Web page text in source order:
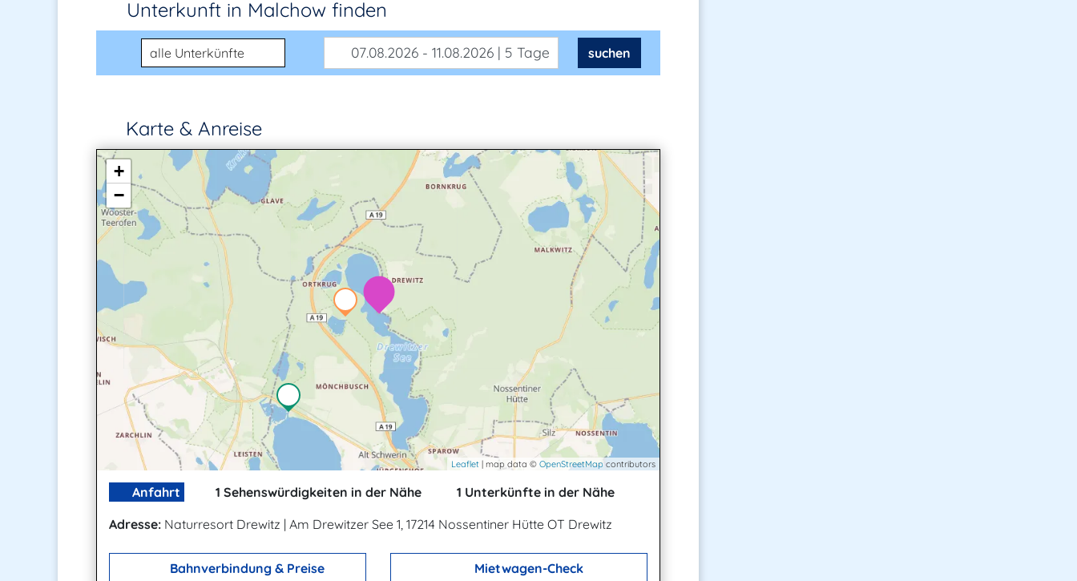
Unterkunft in Malchow finden
Unterkunftsart 07.08.2026 - 11.08.2026 | 5 Tage suchen
Karte & Anreise
+
−
Leaflet | map data © OpenStreetMap contributors
Anfahrt 1 Sehenswürdigkeiten in der Nähe
1 Unterkünfte in der Nähe
Adresse: Naturresort Drewitz | Am Drewitzer See 1, 17214 Nossentiner Hütte OT Drewitz
Bahnverbindung & Preise Mietwagen-Check